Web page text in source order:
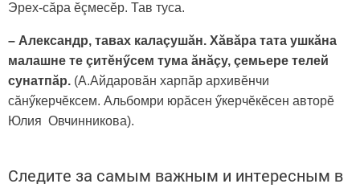
Эреx-сăра ӗçмесӗр. Тав туса.
– Александр, тавах калаçушăн. Хăвăра тата ушкăна
малашне те çитӗнӳсем тума ăнăçу, çемьере телей
сунатпăр. (А.Айдаровăн харпăр архивӗнчи
сăнӳкерчӗксем. Альбомри юрăсен ӳкерчӗкӗсен авторӗ
Юлия Овчинникова).
Следите за самым важным и интересным в